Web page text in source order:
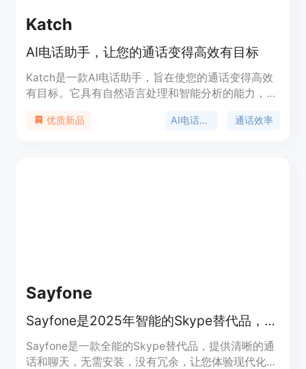
Katch
AI电话助手，让您的通话变得高效有目标
Katch是一款AI电话助手，旨在使您的通话变得高效
有目标。它具有自然语言处理和智能分析的能力，可
事项，并提供实时建议和反馈。Katch还提供可视化
优质新品 AI电话助手 通话效率
Sayfone
Sayfone是2025年智能的Skype替代品，提供清晰通话、聊天和团队会议，无需安装，无杂乱，只有现代通信。
Sayfone是一款全能的Skype替代品，提供清晰的通
话和聊天，无需安装，没有冗余，让您体验现代化的